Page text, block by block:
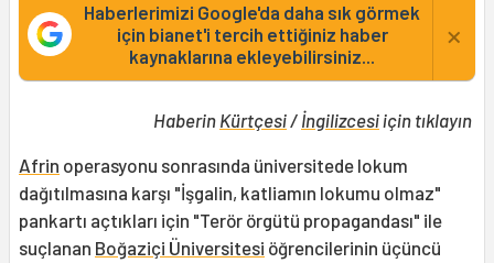
Haberlerimizi Google'da daha sık görmek
için bianet'i tercih ettiğiniz haber
kaynaklarına ekleyebilirsiniz...
×
Haberin Kürtçesi/ İngilizcesiiçin tıklayın
Afrin operasyonu sonrasında üniversitede lokum
dağıtılmasına karşı "İşgalin, katliamın lokumu olmaz"
pankartı açtıkları için "Terör örgütü propagandası" ile
suçlanan Boğaziçi Üniversitesi öğrencilerinin üçüncü